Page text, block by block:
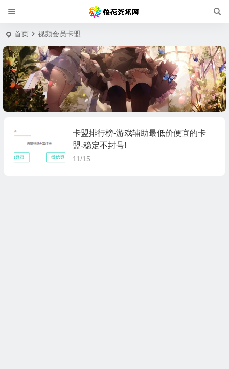
首页 视频会员卡盟
卡盟排行榜-游戏辅助最低价便宜的卡
盟-稳定不封号!
11/15